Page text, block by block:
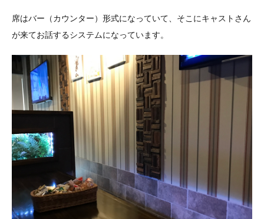
席はバー（カウンター）形式になっていて、そこにキャストさん
が来てお話するシステムになっています。